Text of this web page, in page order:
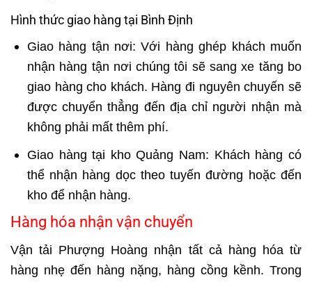
Hình thức giao hàng tại Bình Định
Giao hàng tận nơi: Với hàng ghép khách muốn
nhận hàng tận nơi chúng tôi sẽ sang xe tăng bo
giao hàng cho khách. Hàng đi nguyên chuyến sẽ
được chuyển thẳng đến địa chỉ người nhận mà
không phải mất thêm phí.
Giao hàng tại kho Quảng Nam: Khách hàng có
thể nhận hàng dọc theo tuyến đường hoặc đến
kho để nhận hàng.
Hàng hóa nhận vận chuyển
Vận tải Phượng Hoàng nhận tất cả hàng hóa từ
hàng nhẹ đến hàng nặng, hàng cồng kềnh. Trong